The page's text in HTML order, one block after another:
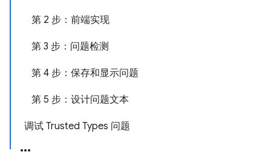
第 2 步：前端实现
第 3 步：问题检测
第 4 步：保存和显示问题
第 5 步：设计问题文本
调试 Trusted Types 问题